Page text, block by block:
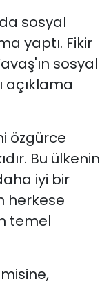
sosyal
yaptı. Fikir
sosyal
açıklama
özgürce
Bu ülkenin
iyi bir
herkese
temel